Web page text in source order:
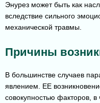
Энурез может быть как
вследствие сильного
механической травмы.
Причины
В большинстве случаев
явлением. ЕЕ
совокупностью факторов, в